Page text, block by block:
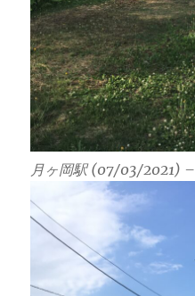
月ヶ岡駅 (07/03/2021)